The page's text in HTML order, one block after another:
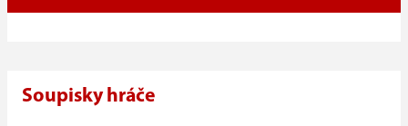
Soupisky hráče